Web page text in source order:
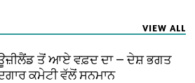
VIEW ALL
ਤੋਂ ਆਏ ਵਫ਼ਦ ਦਾ — ਦੇਸ਼ ਭਗਤ
ਕਮੇਟੀ ਵੱਲੋਂ ਸਨਮਾਨ